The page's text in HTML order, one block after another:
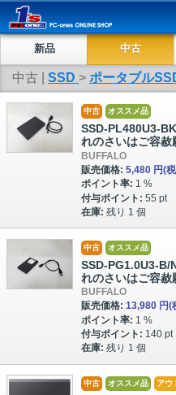
新品 中古
中古 | SSD > ポータブル
中古 オススメ品
SSD-PL480U3-
れのさいはご容赦
BUFFALO
販売価格: 5,480 円(
ポイント率: 1 %
付与ポイント: 55 pt
在庫: 残り 1 個
中古 オススメ品
SSD-PG1.0U3-B/
れのさいはご容赦
BUFFALO
販売価格: 13,980 円(
ポイント率: 1 %
付与ポイント: 140 pt
在庫: 残り 1 個
中古 オススメ品 アウ